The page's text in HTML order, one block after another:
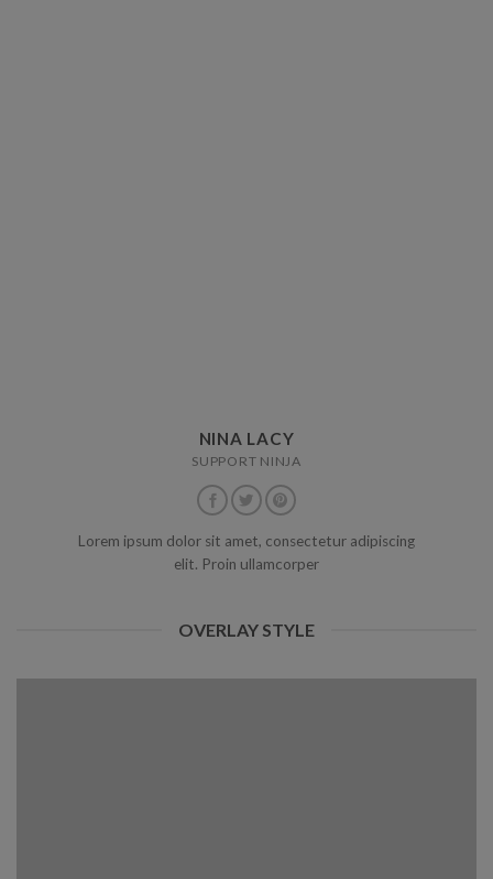
NINA LACY
SUPPORT NINJA
Lorem ipsum dolor sit amet, consectetur adipiscing
elit. Proin ullamcorper
OVERLAY STYLE